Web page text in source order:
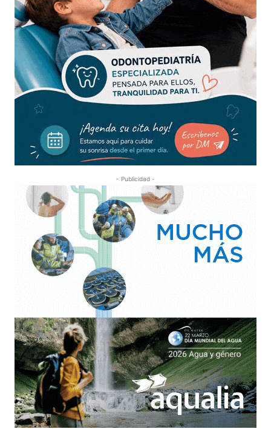
- Publicidad -